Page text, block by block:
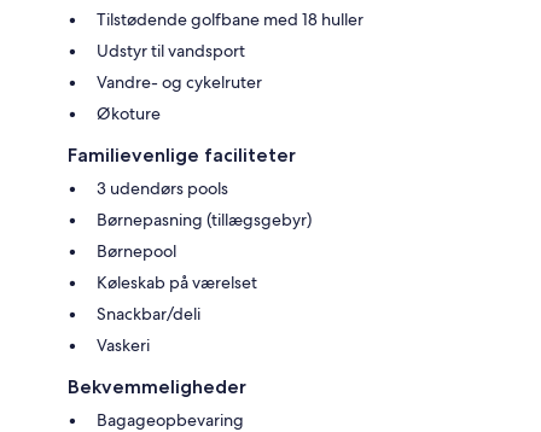
Tilstødende golfbane med 18 huller
Udstyr til vandsport
Vandre- og cykelruter
Økoture
Familievenlige faciliteter
3 udendørs pools
Børnepasning (tillægsgebyr)
Børnepool
Køleskab på værelset
Snackbar/deli
Vaskeri
Bekvemmeligheder
Bagageopbevaring